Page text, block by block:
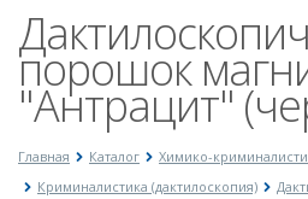
порошок
"Антрацит"
Главная Каталог
Химико-
Криминалистика (дактилоскопия)